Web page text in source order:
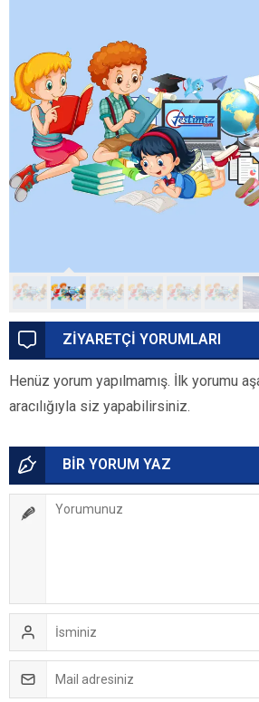
ZİYARETÇİ YORUMLARI
Henüz yorum yapılmamış. İlk yorumu
aracılığıyla siz yapabilirsiniz.
BİR YORUM YAZ